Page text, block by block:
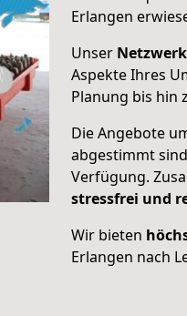
Erlangen
Unser Netzwerk
Aspekte Ihres
Planung bis hin
Die Angebote
abgestimmt
Verfügung.
stressfrei und
Wir bieten
Erlangen nach